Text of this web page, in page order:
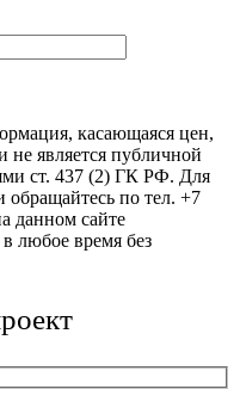
касающаяся цен,
является публичной
ст. 437 (2) ГК РФ. Для
по тел. +7
данном сайте
любое время без